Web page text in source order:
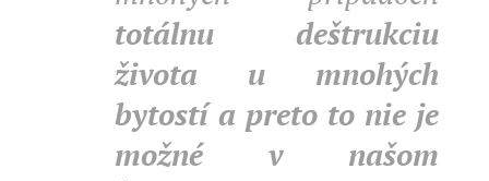
totálnu deštrukciu
života u mnohých
bytostí a preto to nie je
možné v našom